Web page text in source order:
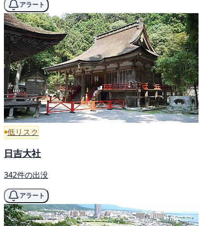
アラート
低リスク
日吉大社
342件の出没
アラート